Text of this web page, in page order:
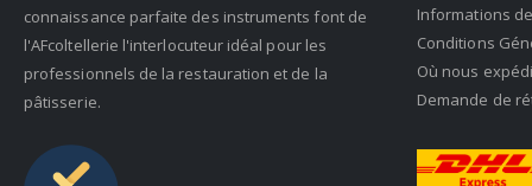
connaissance parfaite des instruments font de
l'AFcoltellerie l'interlocuteur idéal pour les
professionnels de la restauration et de la
pâtisserie.
Informations
Conditions
Où nous
Demande de